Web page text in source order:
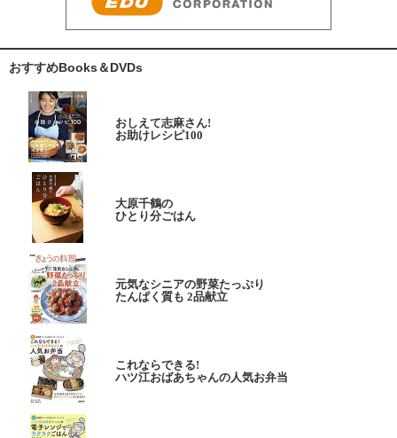
おすすめBooks＆DVDs
おしえて志麻さん!
お助けレシピ100
大原千鶴の
ひとり分ごはん
元気なシニアの野菜たっぷり
たんぱく質も 2品献立
これならできる!
ハツ江おばあちゃんの人気お弁当